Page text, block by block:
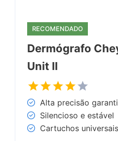
RECOMENDADO
Dermógrafo
Unit II
Alta precisão
Silencioso e estável
Cartuchos universais